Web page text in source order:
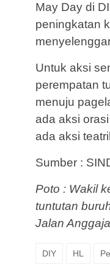
May Day di
peningkatan
Untuk aksi
perempatan
menuju
ada aksi
ada aksi
Sumber :
Poto : Wakil
tuntutan
Jalan
DIY HL